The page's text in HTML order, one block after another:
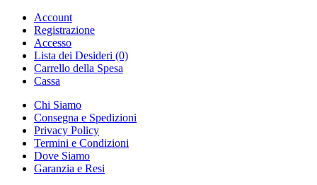
Account
Registrazione
Accesso
Lista dei Desideri (0)
Carrello della Spesa
Cassa
Chi Siamo
Consegna e Spedizioni
Privacy Policy
Termini e Condizioni
Dove Siamo
Garanzia e Resi